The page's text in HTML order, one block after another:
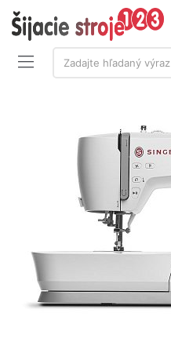
Vyhľadávanie:
Zadajte hľadaný výraz